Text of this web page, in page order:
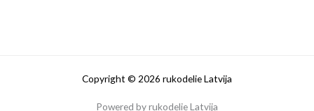
Copyright © 2026 rukodelie Latvija
Powered by rukodelie Latvija